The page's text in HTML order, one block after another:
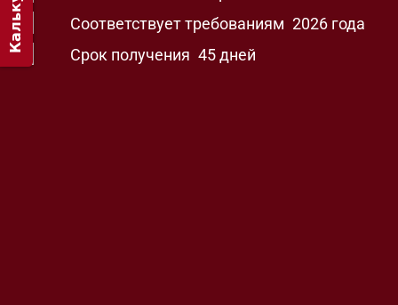
Соответствует требованиям 2026 года
Срок получения 45 дней